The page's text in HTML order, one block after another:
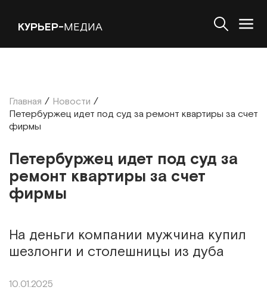
КУРЬЕР-МЕДИА
Главная / Новости /
Петербуржец идет под суд за ремонт квартиры за счет
фирмы
Петербуржец идет под суд за
ремонт квартиры за счет
фирмы
На деньги компании мужчина купил
шезлонги и столешницы из дуба
10.01.2025